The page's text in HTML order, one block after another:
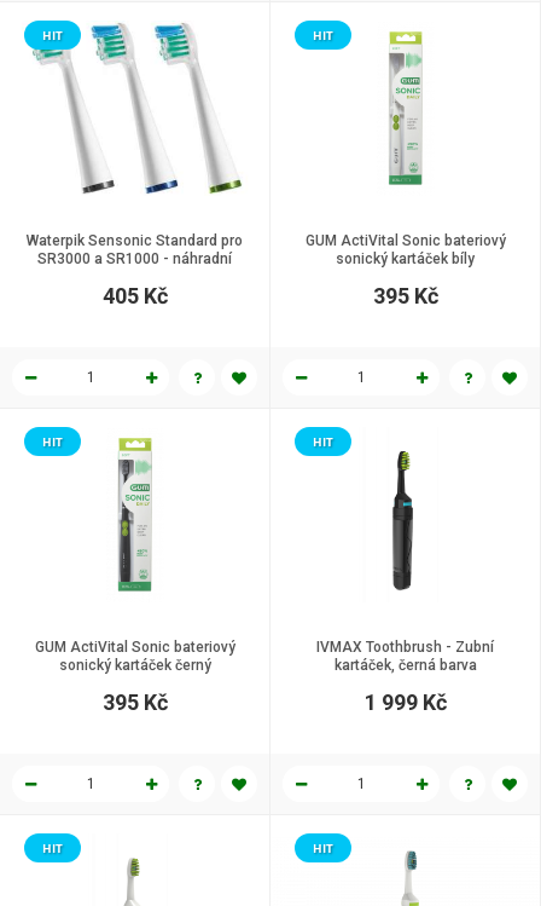
Waterpik Sensonic Standard pro
SR3000 a SR1000 - náhradní
HIT
405 Kč
GUM ActiVital Sonic bateriový
sonický kartáček bíly
HIT
395 Kč
GUM ActiVital Sonic bateriový
sonický kartáček černý
HIT
395 Kč
IVMAX Toothbrush - Zubní
kartáček, černá barva
HIT
1 999 Kč
HIT HIT